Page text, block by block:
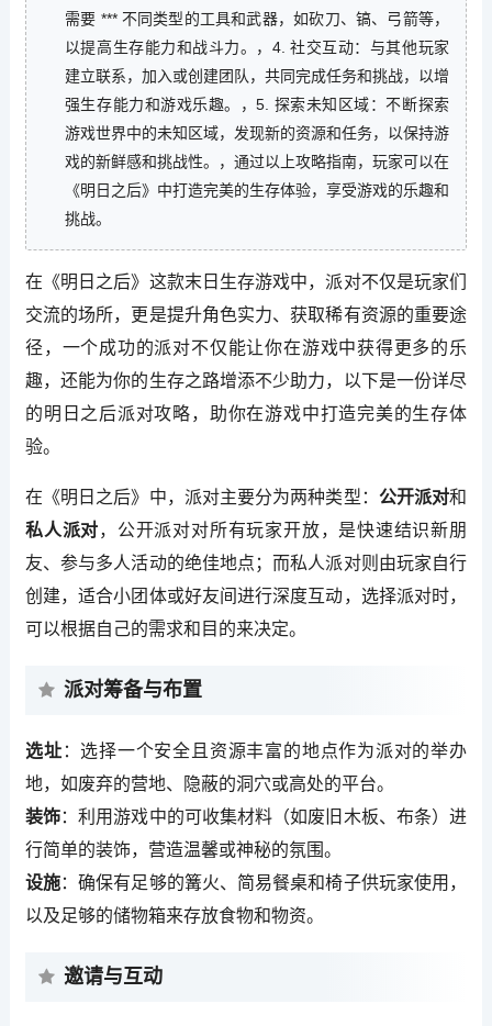
需要 *** 不同类型的工具和武器，如砍刀、镐、弓箭等，
以提高生存能力和战斗力。，4. 社交互动：与其他玩家
建立联系，加入或创建团队，共同完成任务和挑战，以增
强生存能力和游戏乐趣。，5. 探索未知区域：不断探索
游戏世界中的未知区域，发现新的资源和任务，以保持游
戏的新鲜感和挑战性。，通过以上攻略指南，玩家可以在
《明日之后》中打造完美的生存体验，享受游戏的乐趣和
挑战。
在《明日之后》这款末日生存游戏中，派对不仅是玩家们
交流的场所，更是提升角色实力、获取稀有资源的重要途
径，一个成功的派对不仅能让你在游戏中获得更多的乐
趣，还能为你的生存之路增添不少助力，以下是一份详尽
的明日之后派对攻略，助你在游戏中打造完美的生存体
验。
在《明日之后》中，派对主要分为两种类型： 公开派对和
私人派对，公开派对对所有玩家开放，是快速结识新朋
友、参与多人活动的绝佳地点；而私人派对则由玩家自行
创建，适合小团体或好友间进行深度互动，选择派对时，
可以根据自己的需求和目的来决定。
派对筹备与布置
选址 ：选择一个安全且资源丰富的地点作为派对的举办
地，如废弃的营地、隐蔽的洞穴或高处的平台。
装饰：利用游戏中的可收集材料（如废旧木板、布条）进
行简单的装饰，营造温馨或神秘的氛围。
设施：确保有足够的篝火、简易餐桌和椅子供玩家使用，
以及足够的储物箱来存放食物和物资。
邀请与互动